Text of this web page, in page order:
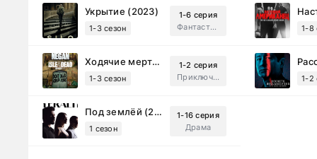
Укрытие (2023)
1-3 сезон
1-6 серия
Фантастика, Триллер, Драма
1-8
Ходячие мертвецы: Мертвый город (2023)
1-3 сезон
1-2 серия
Приключения, Ужасы, Триллер
1-2
Под землёй (2026)
1 сезон
1-16 серия
Драма